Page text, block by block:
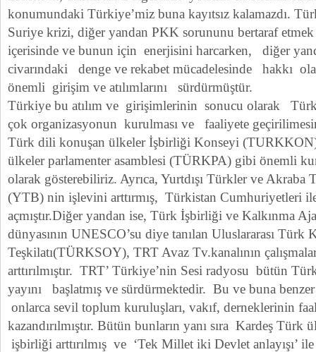
konumundaki Türkiye’miz buna kayıtsız kalamazdı.
Suriye krizi, diğer yandan PKK sorununu bertaraf
içerisinde ve bunun için enerjisini harcarken, diğer
civarındaki denge ve rekabet mücadelesinde hakkı
önemli girişim ve atılımlarını sürdürmüştür.
Türkiye bu atılım ve girişimlerinin sonucu olarak
çok organizasyonun kurulması ve faaliyete
Türk dili konuşan ülkeler İşbirliği Konseyi
ülkeler parlamenter asamblesi (TÜRKPA) gibi önemli
olarak gösterebiliriz. Ayrıca, Yurtdışı Türkler ve Akraba
(YTB) nin işlevini arttırmış, Türkistan Cumhuriyetleri
açmıştır.Diğer yandan ise, Türk İşbirliği ve Kalkınma
dünyasının UNESCO’su diye tanılan Uluslararası Türk
Teşkilatı(TÜRKSOY), TRT Avaz Tv.kanalının
arttırılmıştır. TRT’ Türkiye’nin Sesi radyosu bütün
yayını başlatmış ve sürdürmektedir. Bu ve buna
onlarca sevil toplum kuruluşları, vakıf, derneklerinin
kazandırılmıştır. Bütün bunların yanı sıra Kardeş Türk
işbirliği arttırılmış ve ‘Tek Millet iki Devlet anlayışı’